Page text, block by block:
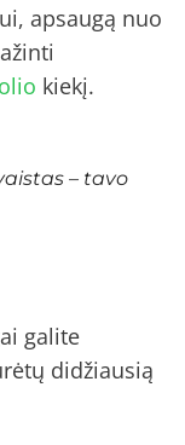
apsaugą nuo
kiekį.
– tavo
galite
didžiausią